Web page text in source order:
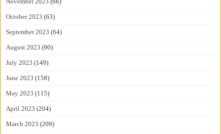
October 2023 (63)
September 2023 (64)
August 2023 (90)
July 2023 (149)
June 2023 (158)
May 2023 (115)
April 2023 (204)
March 2023 (209)